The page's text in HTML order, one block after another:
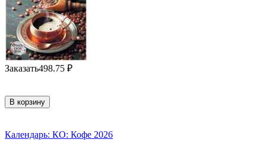
Заказать498.75 ₽
В корзину
Календарь: КО: Кофе 2026